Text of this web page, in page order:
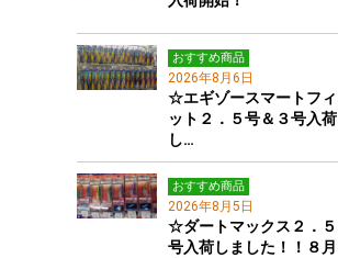
おすすめ商品
2026年8月6日
☆エギゾースマートフィ
ット２．５号＆３号入荷
し…
おすすめ商品
2026年8月5日
☆ダートマックス２．５
号入荷しました！！８月